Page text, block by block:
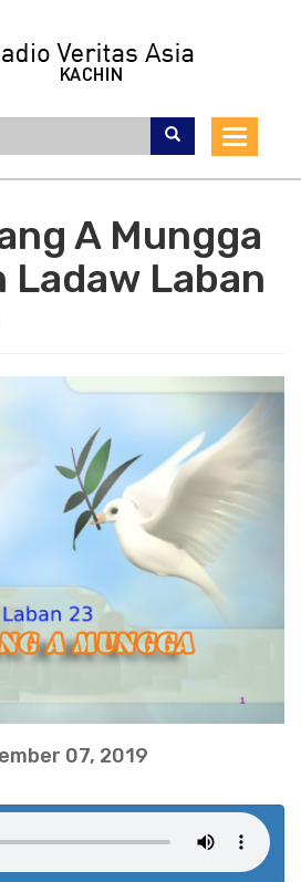
Toggle
A Mungga
Ladaw Laban
07, 2019